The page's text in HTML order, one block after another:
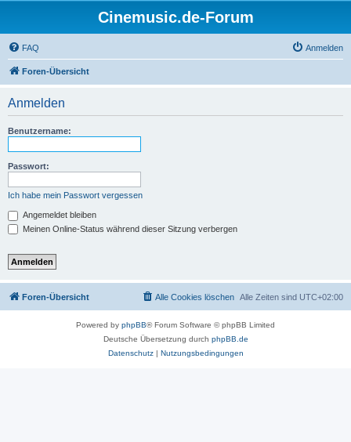
Cinemusic.de-Forum
FAQ Anmelden
Foren-Übersicht
Anmelden
Benutzername:
Passwort:
Ich habe mein Passwort vergessen
Angemeldet bleiben
Meinen Online-Status während dieser Sitzung verbergen
Foren-Übersicht Alle Zeiten sind UTC+02:00
Alle Cookies löschen
Powered by phpBB® Forum Software © phpBB Limited
Deutsche Übersetzung durch phpBB.de
Datenschutz| Nutzungsbedingungen